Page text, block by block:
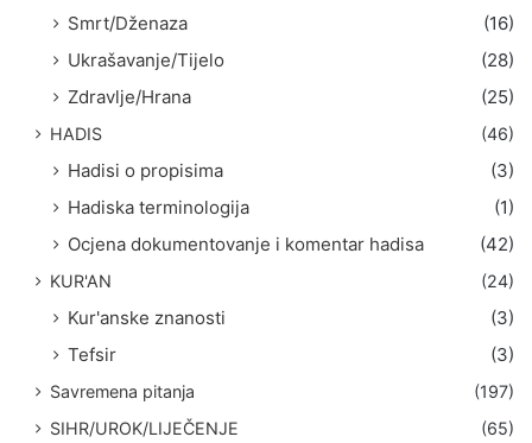
Smrt/Dženaza
(16)
Ukrašavanje/Tijelo
(28)
Zdravlje/Hrana
(25)
HADIS (46)
Hadisi o propisima
(3)
Hadiska terminologija
(1)
Ocjena dokumentovanje i komentar hadisa
(42)
KUR'AN (24)
Kur'anske znanosti
(3)
Tefsir
(3)
Savremena pitanja
(197)
SIHR/UROK/LIJEČENJE
(65)